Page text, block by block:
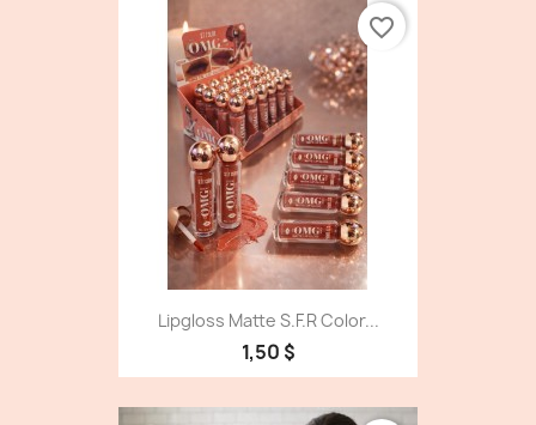
Lipgloss Matte S.f.r Color...
1,50 $
favorite_border